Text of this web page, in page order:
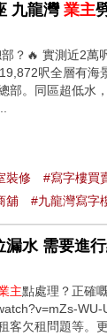
九龍灣業主
？🔥 實測近2萬
呎全層有海
部。同區超低水
裝修 #寫字樓買
舖 #九龍灣寫字
漏水 需要進
主點處理？正確
客欠租問題等。